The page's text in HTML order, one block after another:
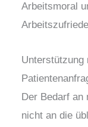
Arbeitsmoral
Unterstützung
Der Bedarf an
nicht an die